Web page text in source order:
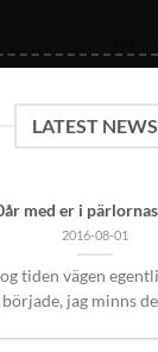
LATEST NEWS
med er i
2016-08-01
tiden vägen
började, jag minns